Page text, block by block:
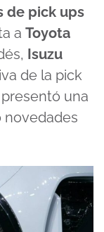
de pick ups
a Toyota
Isuzu
de la pick
una
novedades